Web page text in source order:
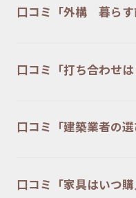
口コミ「外構 暮らす
口コミ「打ち合わせは
口コミ「建築業者の選
口コミ「家具はいつ購